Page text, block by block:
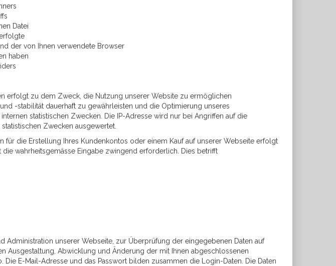
Datei
der von Ihnen verwendete Browser
haben
erfolgt zu dem Zweck, die Nutzung unserer Website zu ermöglichen
-stabilität dauerhaft zu gewährleisten und die Optimierung unseres
statistischen Zwecken. Die IP-Adresse wird nur bei Angriffen auf die
Zwecken ausgewertet.
für die Erstellung Ihres Kundenkontos oder einem Kauf auf unserer Webseite erfolgt
wahrheitsgemässe Eingabe zwingend erforderlich. Dies betrifft
Administration unserer Webseite, zur Überprüfung der eingegebenen Daten auf
Ausgestaltung, Abwicklung und Änderung der mit Ihnen abgeschlossenen
Die E-Mail-Adresse und das Passwort bilden zusammen die Login-Daten. Die Daten